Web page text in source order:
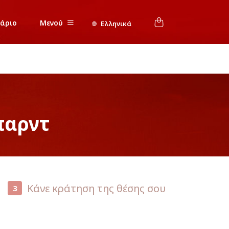
Μενού Ελληνικά
3 Κάνε κράτηση της θέσης σου